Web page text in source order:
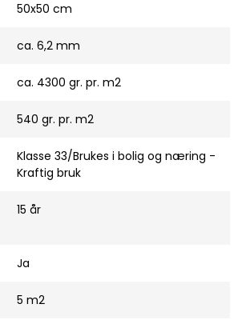
50x50 cm
ca. 6,2 mm
ca. 4300 gr. pr. m2
540 gr. pr. m2
Klasse 33/Brukes i bolig og næring -
Kraftig bruk
15 år
Ja
5 m2